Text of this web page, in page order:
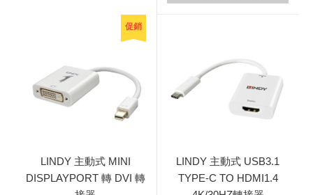
促銷
LINDY 主動式 MINI
DISPLAYPORT 轉 DVI 轉
LINDY 主動式 USB3.1
TYPE-C TO HDMI1.4